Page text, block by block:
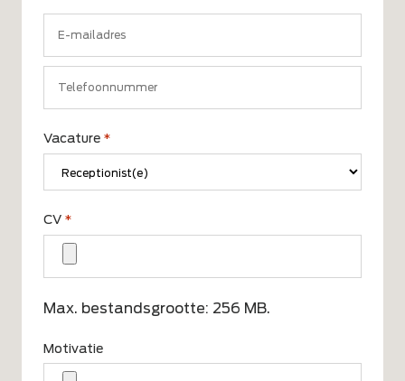
Achternaam
*
Vacature *
CV *
Max. bestandsgrootte: 256 MB.
Motivatie